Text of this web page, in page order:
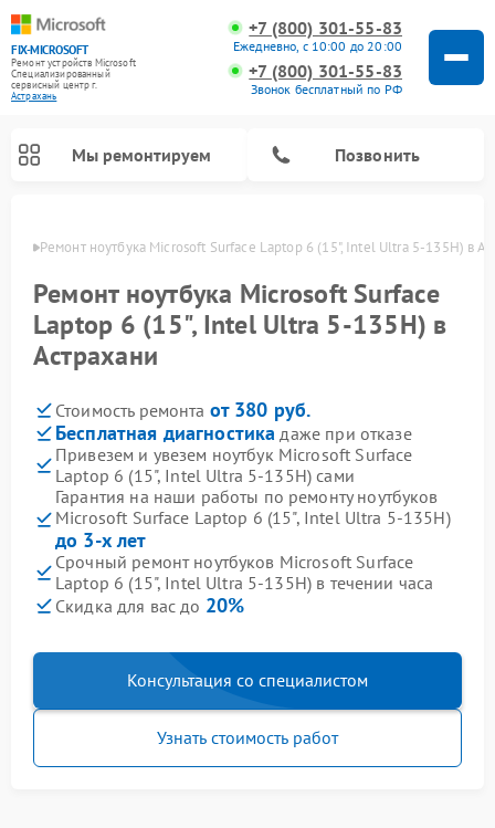
FIX-MICROSOFT
Ремонт устройств Microsoft
Специализированный
cервисный центр г.
Астрахань
+7 (800) 301-55-83
Ежедневно, с 10:00 до 20:00
+7 (800) 301-55-83
Звонок бесплатный по РФ
Мы ремонтируем Позвонить
Ремонт ноутбука Microsoft Surface Laptop 6 (15", Intel Ultra 5-135H) в
Ремонт ноутбука Microsoft Surface
Laptop 6 (15", Intel Ultra 5-135H) в
Астрахани
Стоимость ремонта от 380 руб.
Бесплатная диагностика даже при отказе
Привезем и увезем ноутбук Microsoft Surface
Laptop 6 (15", Intel Ultra 5-135H) сами
Гарантия на наши работы по ремонту ноутбуков
Microsoft Surface Laptop 6 (15", Intel Ultra 5-135H)
до 3-х лет
Срочный ремонт ноутбуков Microsoft Surface
Laptop 6 (15", Intel Ultra 5-135H) в течении часа
Скидка для вас до 20%
Консультация со специалистом
Узнать стоимость работ